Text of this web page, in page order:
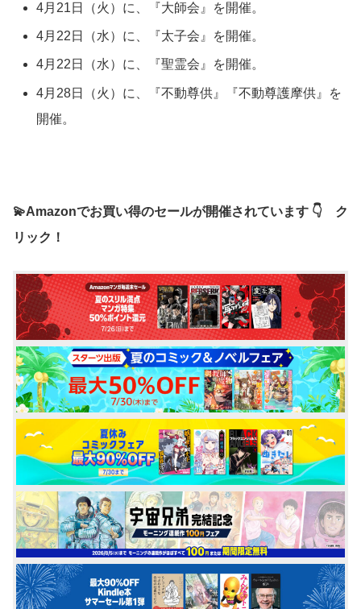
4月21日（火）に、『大師会』を開催。
4月 22日（水） に、『太子会』を開催。
4月22日（水） に、『聖霊会』を開催。
4月 28日（火） に、『不動尊供』『不動尊護摩供』を
開催。
💫Amazonでお買い得のセールが開催されています 👇 ク
リック！